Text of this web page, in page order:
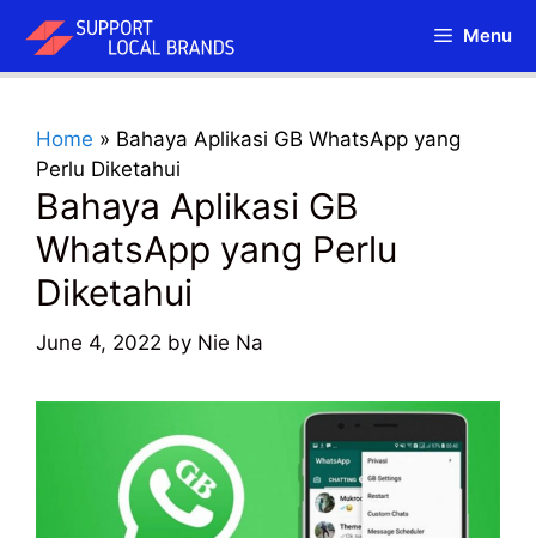
content
Menu
Home » Bahaya Aplikasi GB WhatsApp yang
Perlu Diketahui
Bahaya Aplikasi GB
WhatsApp yang Perlu
Diketahui
June 4, 2022 by Nie Na